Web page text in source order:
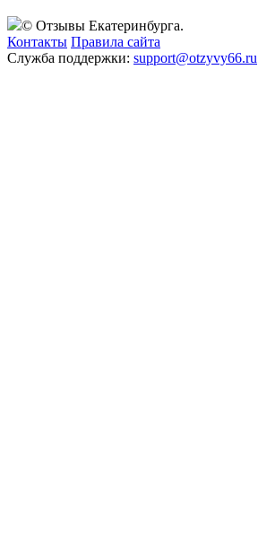
© Отзывы Екатеринбурга.
Контакты Правила сайта
Служба поддержки: support@otzyvy66.ru